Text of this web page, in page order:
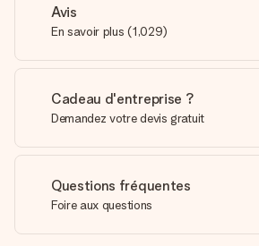
Avis
En savoir plus (1,029)
Cadeau d'entreprise ?
Demandez votre devis gratuit
Questions fréquentes
Foire aux questions